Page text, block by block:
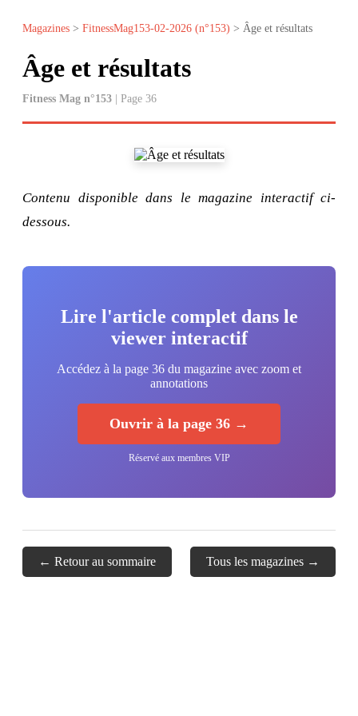
Magazines > FitnessMag153-02-2026 (n°153) > Âge et résultats
Âge et résultats
Fitness Mag n°153 | Page 36
Contenu disponible dans le magazine interactif ci-
dessous.
Lire l'article complet dans le
viewer interactif
Accédez à la page 36 du magazine avec zoom et
annotations
Ouvrir à la page 36 →
Réservé aux membres VIP
← Retour au sommaire Tous les magazines →